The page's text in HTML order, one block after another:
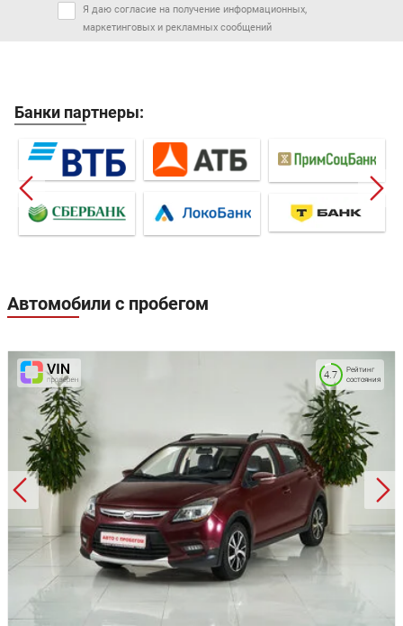
Я даю согласие на получение информационных,
маркетинговых и рекламных сообщений
Банки партнеры:
Автомобили с пробегом
Рейтинг
состояния
4.7